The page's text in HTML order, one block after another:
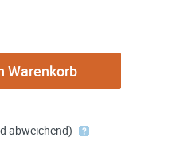
Warenkorb
abweichend)